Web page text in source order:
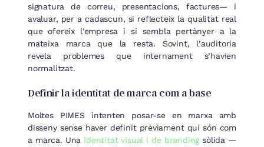
signatura de correu, presentacions, factures— i
avaluar, per a cadascun, si reflecteix la qualitat real
que ofereix l’empresa i si sembla pertànyer a la
mateixa marca que la resta. Sovint, l’auditoria
revela problemes que internament s’havien
normalitzat.
Definir la identitat de marca com a base
Moltes PIMES intenten posar-se en marxa amb
disseny sense haver definit prèviament qui són com
a marca. Una identitat visual i de brandingsòlida —